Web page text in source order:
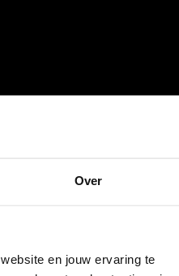
Over
en jouw ervaring te